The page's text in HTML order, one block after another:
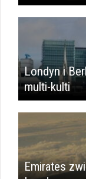
Londyn i
multi-kulti
Emirates